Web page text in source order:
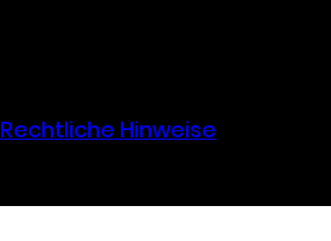
Rechtliche Hinweise